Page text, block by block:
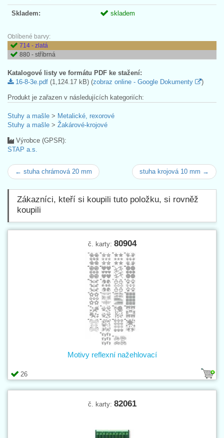
Skladem: skladem
Oblíbené barvy:
714 - zlatá
880 - stříbrná
Katalogové listy ve formátu PDF ke stažení:
16-8-3e.pdf (1,124.17 kB) (zobraz online - Google Dokumenty )
Produkt je zařazen v následujících kategoriích:
Stuhy a mašle > Metalické, rexorové
Stuhy a mašle > Žakárové-krojové
Výrobce (GPSR):
STAP a.s.
← stuha chrámová 20 mm stuha krojová 10 mm →
Zákazníci, kteří si koupili tuto položku, si rovněž
koupili
č. karty: 80904
26
Motivy reflexní nažehlovací
č. karty: 82061